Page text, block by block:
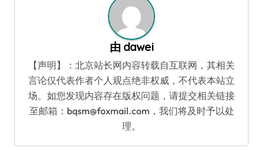
由 dawei
【声明】：北京站长网内容转载自互联网，其相关
言论仅代表作者个人观点绝非权威，不代表本站立
场。如您发现内容存在版权问题，请提交相关链接
至邮箱：bqsm@foxmail.com，我们将及时予以处
理。